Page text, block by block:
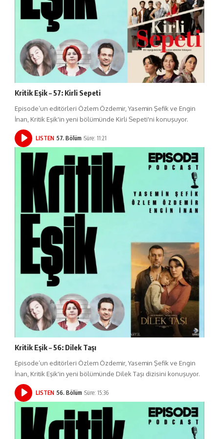
Kritik Eşik – 57: Kirli Sepeti
Episode’un editörleri Özlem Özdemir, Yasemin Şefik ve Engin
İnan, Kritik Eşik'in yeni bölümünde Kirli Sepeti'ni konuşuyor.
LISTEN 57. Bölüm Süre: 11:21
Kritik Eşik – 56: Dilek Taşı
Episode’un editörleri Özlem Özdemir, Yasemin Şefik ve Engin
İnan, Kritik Eşik'in yeni bölümünde Dilek Taşı dizisini konuşuyor.
LISTEN 56. Bölüm Süre: 15:36